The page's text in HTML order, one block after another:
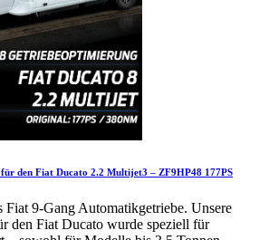
den Fiat Ducato 2.2 Multijet3 – ZF9HP48 177PS
Fiat 9-Gang Automatikgetriebe. Unsere
den Fiat Ducato wurde speziell für